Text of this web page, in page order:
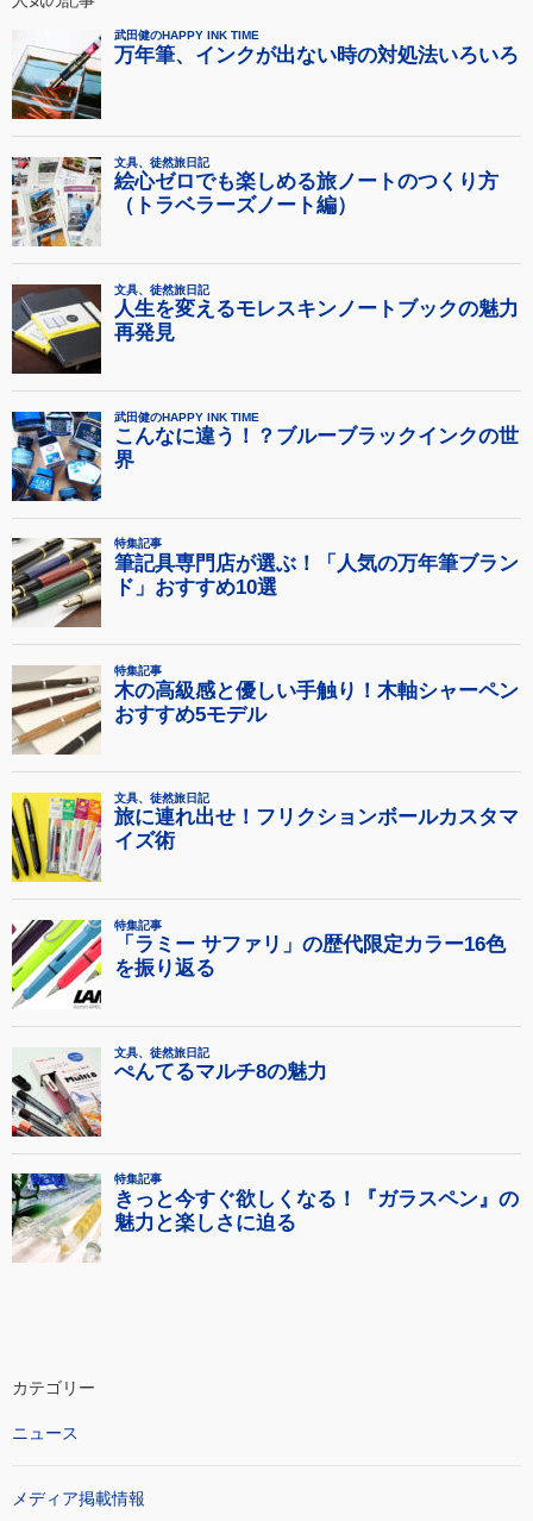
カテゴリー
ニュース
メディア掲載情報